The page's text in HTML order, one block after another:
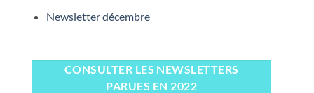
Newsletter décembre
CONSULTER LES NEWSLETTERS
PARUES EN 2022